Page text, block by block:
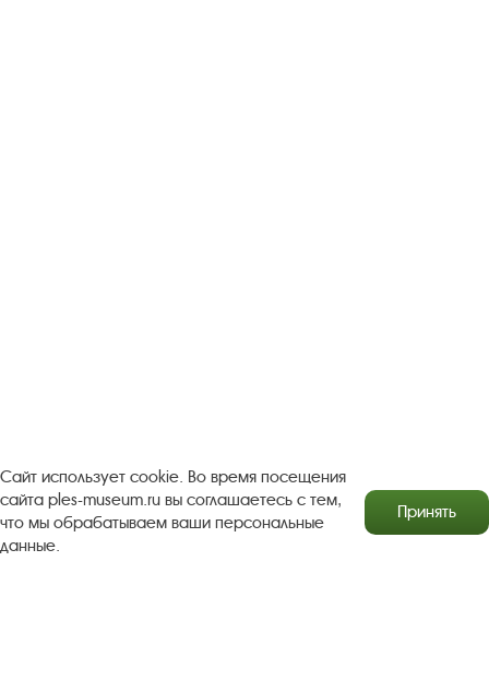
Антикоррупционная деятельность
Сайт использует cookie. Во время посещения
сайта ples-museum.ru вы соглашаетесь с тем,
что мы обрабатываем ваши персональные
данные.
Принять